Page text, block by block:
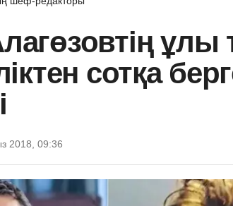
ұлы
сотқа
2018, 09:36